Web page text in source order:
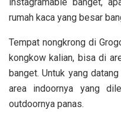
instagramable banget,
rumah kaca yang besar
Tempat nongkrong di
kongkow kalian, bisa di
banget. Untuk yang
area indoornya yang
outdoornya panas.